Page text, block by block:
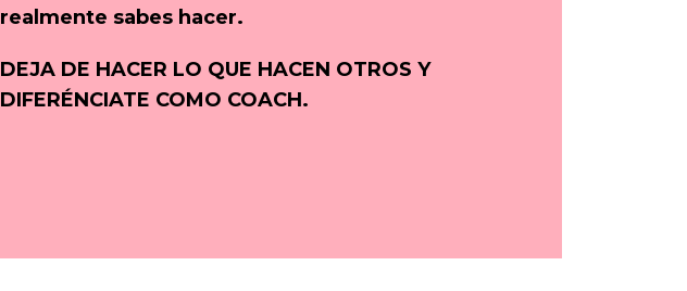
realmente sabes hacer.
DEJA DE HACER LO QUE HACEN OTROS Y
DIFERÉNCIATE COMO COACH.